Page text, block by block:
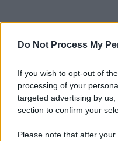
Do Not Process My
If you wish to opt-out of
processing of your
targeted advertising by
section to confirm your
Please note that after